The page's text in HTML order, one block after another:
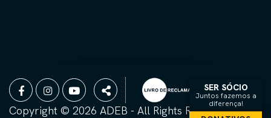
Siga-
nos
Partilhar
na
Copyright © 2026 ADEB - All Rights Reserved.
SER SÓCIO
Juntos fazemos a
diferença!